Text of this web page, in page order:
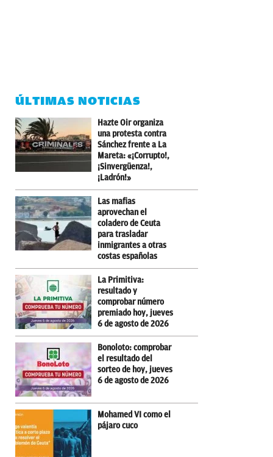
ÚLTIMAS NOTICIAS
Hazte Oir organiza
una protesta contra
Sánchez frente a La
Mareta: «¡Corrupto!,
¡Sinvergüenza!,
¡Ladrón!»
Las mafias
aprovechan el
coladero de Ceuta
para trasladar
inmigrantes a otras
costas españolas
La Primitiva:
resultado y
comprobar número
premiado hoy, jueves
6 de agosto de 2026
Bonoloto: comprobar
el resultado del
sorteo de hoy, jueves
6 de agosto de 2026
Mohamed VI como el
pájaro cuco